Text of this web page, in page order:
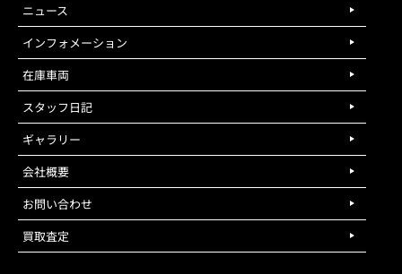
ニュース
インフォメーション
在庫車両
スタッフ日記
ギャラリー
会社概要
お問い合わせ
買取査定